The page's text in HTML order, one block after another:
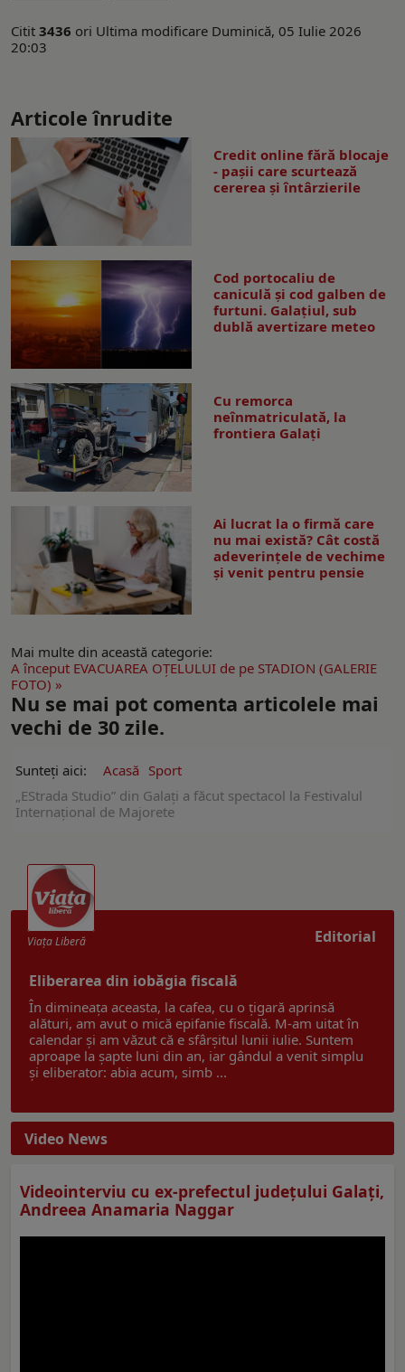
Citit 3436 ori Ultima modificare Duminică, 05 Iulie 2026
20:03
Articole înrudite
Credit online fără blocaje
- pașii care scurtează
cererea și întârzierile
Cod portocaliu de
caniculă și cod galben de
furtuni. Galațiul, sub
dublă avertizare meteo
Cu remorca
neînmatriculată, la
frontiera Galați
Ai lucrat la o firmă care
nu mai există? Cât costă
adeverințele de vechime
și venit pentru pensie
Mai multe din această categorie:
A început EVACUAREA OŢELULUI de pe STADION (GALERIE
FOTO) »
Nu se mai pot comenta articolele mai
vechi de 30 zile.
Sunteți aici: Acasă Sport
„EStrada Studio” din Galaţi a făcut spectacol la Festivalul
Internațional de Majorete
Editorial
Viaţa Liberă
Eliberarea din iobăgia fiscală
În dimineața aceasta, la cafea, cu o țigară aprinsă
alături, am avut o mică epifanie fiscală. M-am uitat în
calendar și am văzut că e sfârșitul lunii iulie. Suntem
aproape la șapte luni din an, iar gândul a venit simplu
și eliberator: abia acum, simb ...
Video News
Videointerviu cu ex-prefectul judeţului Galaţi,
Andreea Anamaria Naggar